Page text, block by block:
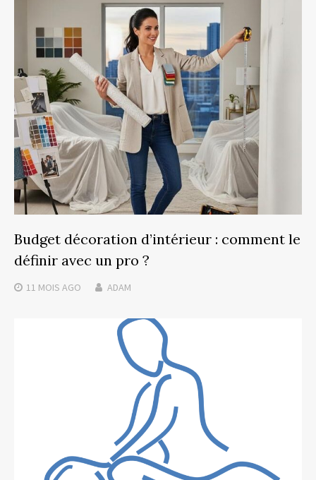
Budget décoration d’intérieur : comment le
définir avec un pro ?
11 MOIS AGO ADAM